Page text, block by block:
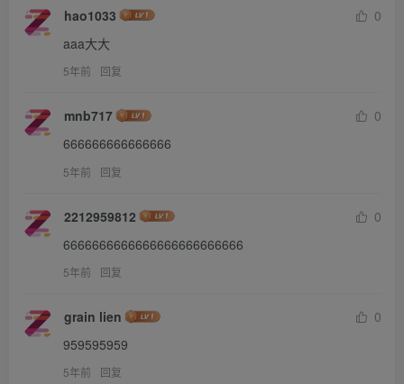
hao1033
0
aaa大大
5年前 回复
mnb717
0
666666666666666
5年前 回复
2212959812
0
6666666666666666666666666
5年前 回复
grain lien
0
959595959
5年前 回复